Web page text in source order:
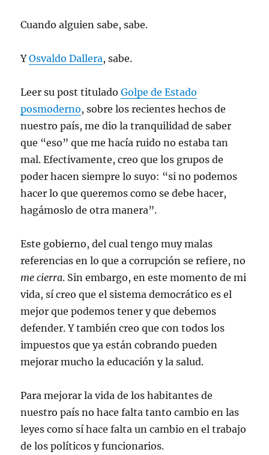
Cuando alguien sabe, sabe.
YOsvaldo Dallera, sabe.
Leer su post tituladoGolpe de Estado
posmoderno, sobre los recientes hechos de
nuestro país, me dio la tranquilidad de saber
que “eso” que me hacía ruido no estaba tan
mal. Efectivamente, creo que los grupos de
poder hacen siempre lo suyo: “si no podemos
hacer lo que queremos como se debe hacer,
hagámoslo de otra manera”.
Este gobierno, del cual tengo muy malas
referencias en lo que a corrupción se refiere, no
me cierra. Sin embargo, en este momento de mi
vida, sí creo que el sistema democrático es el
mejor que podemos tener y que debemos
defender. Y también creo que con todos los
impuestos que ya están cobrando pueden
mejorar mucho la educación y la salud.
Para mejorar la vida de los habitantes de
nuestro país no hace falta tanto cambio en las
leyes como sí hace falta un cambio en el trabajo
de los políticos y funcionarios.